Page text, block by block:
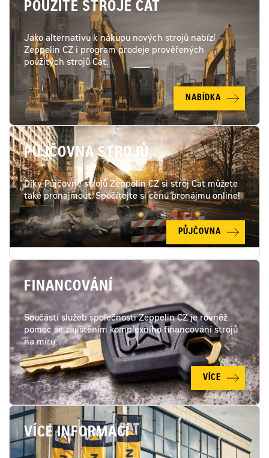
POUŽITÉ STROJE CAT
Jako alternativu k nákupu nových strojů nabízí
Zeppelin CZ i program prodeje prověřených
použitých strojů Cat.
NABÍDKA
PŮJČOVNA STROJŮ
Díky Půjčovně strojů Zeppelin CZ si stroj Cat můžete
také pronajmout. Spočítejte si cenu pronájmu online!
PŮJČOVNA
FINANCOVÁNÍ
Součástí služeb společnosti Zeppelin CZ je rovněž
pomoc se zajištěním komplexního financování strojů
na míru.
VÍCE
VÍCE INFORMACÍ